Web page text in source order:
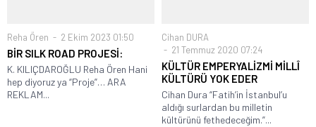
Reha Ören 2 Ekim 2023 01:50
BİR SILK ROAD PROJESİ:
K. KILIÇDAROĞLU Reha Ören Hani
hep diyoruz ya “Proje”… ARA
REKLAM...
Cihan DURA
21 Temmuz 2020 07:24
KÜLTÜR EMPERYALİZMİ MİLLÎ
KÜLTÜRÜ YOK EDER
Cihan Dura “Fatih’in İstanbul’u
aldığı surlardan bu milletin
kültürünü fethedeceğim.”...